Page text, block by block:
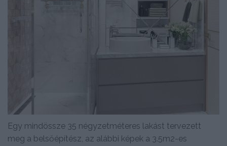
Egy mindössze 35 négyzetméteres lakást tervezett
meg a belsőépítész, az alábbi képek a 3.5m2-es